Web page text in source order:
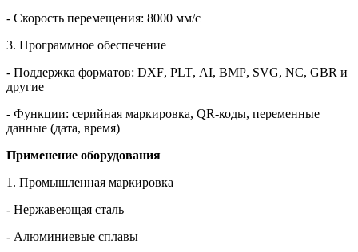
- Скорость перемещения: 8000 мм/с
3. Программное обеспечение
- Поддержка форматов: DXF, PLT, AI, BMP, SVG, NC, GBR и
другие
- Функции: серийная маркировка, QR-коды, переменные
данные (дата, время)
Применение оборудования
1. Промышленная маркировка
- Нержавеющая сталь
- Алюминиевые сплавы